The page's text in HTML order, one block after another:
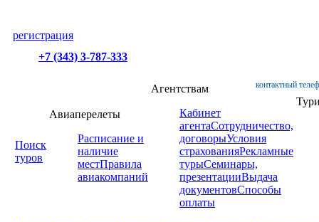
регистрация
+7 (343) 3-787-333
контактный
Поиск
туров
Авиаперелеты
Расписание и
наличие
местПравила
авиакомпаний
Агентствам
Кабинет
агентаСотрудничество,
договорыУсловия
страхованияРекламные
турыСеминары,
презентацииВыдача
документовСпособы
оплаты